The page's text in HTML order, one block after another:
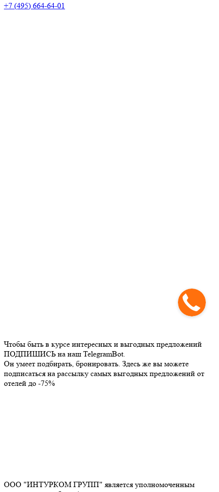
+7 (495) 664-64-01
Чтобы быть в курсе интересных и выгодных предложений
ПОДПИШИСЬ на наш TelegramBot.
Он умеет подбирать, бронировать. Здесь же вы можете
подписаться на рассылку самых выгодных предложений от
отелей до -75%
ООО "ИНТУРКОМ ГРУПП" является уполномоченным